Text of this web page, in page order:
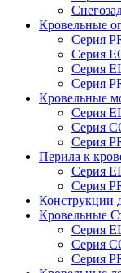
Кровельные
Серия
Серия
Серия
Серия
Кровельные
Серия
Серия
Серия
Перила к
Серия
Серия
Конструкции
Кровельные
Серия
Серия
Серия